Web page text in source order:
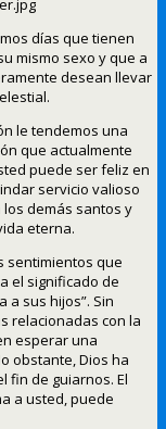
días que tienen
mismo sexo y que a
desean llevar
le tendemos una
que actualmente
puede ser feliz en
servicio valioso
demás santos y
eterna.
sentimientos que
el significado de
a sus hijos”. Sin
relacionadas con la
esperar una
obstante, Dios ha
fin de guiarnos. El
a usted, puede